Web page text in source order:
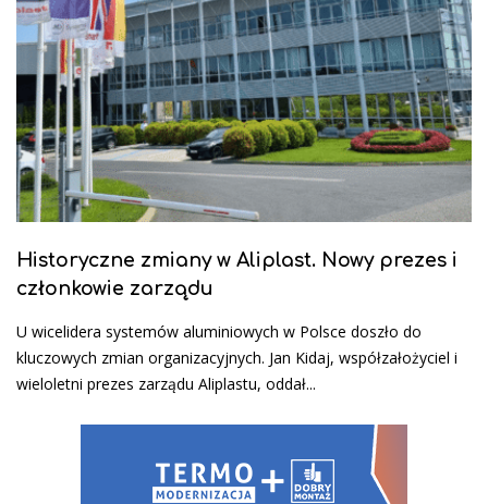
Historyczne zmiany w Aliplast. Nowy prezes i
członkowie zarządu
U wicelidera systemów aluminiowych w Polsce doszło do
kluczowych zmian organizacyjnych. Jan Kidaj, współzałożyciel i
wieloletni prezes zarządu Aliplastu, oddał...